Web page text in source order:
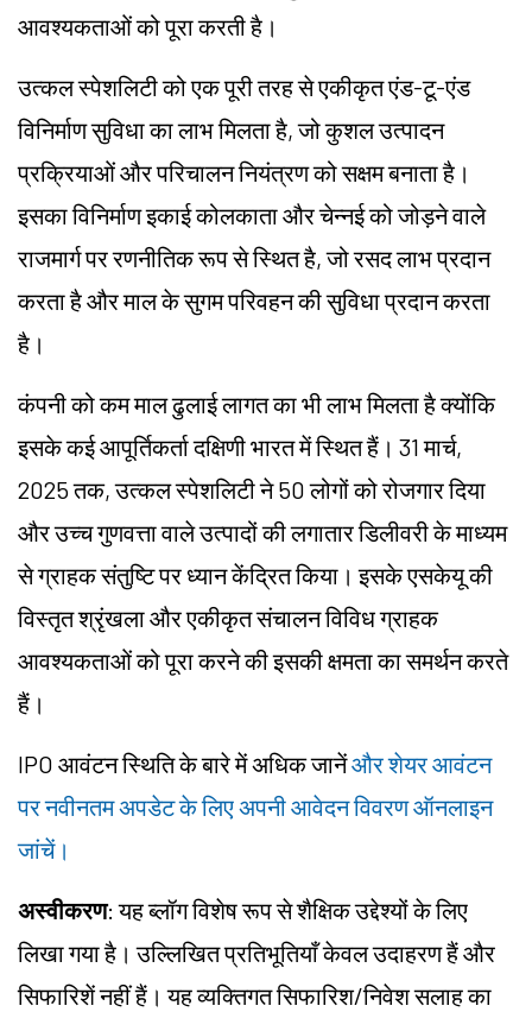
आवश्यकताओं को पूरा करती है।
उत्कल स्पेशलिटी को एक पूरी तरह से एकीकृत एंड-टू-एंड
विनिर्माण सुविधा का लाभ मिलता है, जो कुशल उत्पादन
प्रक्रियाओं और परिचालन नियंत्रण को सक्षम बनाता है।
इसका विनिर्माण इकाई कोलकाता और चेन्नई को जोड़ने वाले
राजमार्ग पर रणनीतिक रूप से स्थित है, जो रसद लाभ प्रदान
करता है और माल के सुगम परिवहन की सुविधा प्रदान करता
है।
कंपनी को कम माल ढुलाई लागत का भी लाभ मिलता है क्योंकि
इसके कई आपूर्तिकर्ता दक्षिणी भारत में स्थित हैं। 31 मार्च,
2025 तक, उत्कल स्पेशलिटी ने 50 लोगों को रोजगार दिया
और उच्च गुणवत्ता वाले उत्पादों की लगातार डिलीवरी के माध्यम
से ग्राहक संतुष्टि पर ध्यान केंद्रित किया। इसके एसकेयू की
विस्तृत श्रृंखला और एकीकृत संचालन विविध ग्राहक
आवश्यकताओं को पूरा करने की इसकी क्षमता का समर्थन करते
हैं।
IPO आवंटन स्थिति के बारे में अधिक जानेंऔर शेयर आवंटन
पर नवीनतम अपडेट के लिए अपनी आवेदन विवरण ऑनलाइन
जांचें।
अस्वीकरण: यह ब्लॉग विशेष रूप से शैक्षिक उद्देश्यों के लिए
लिखा गया है। उल्लिखित प्रतिभूतियाँ केवल उदाहरण हैं और
सिफारिशें नहीं हैं। यह व्यक्तिगत सिफारिश/निवेश सलाह का